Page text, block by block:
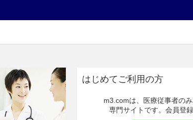
はじめてご利用の方
m3.comは、医療従事者の
専門サイトです。会員登録